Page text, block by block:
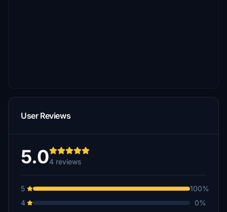
User Reviews
5.04 reviews
5
100%
4
0%